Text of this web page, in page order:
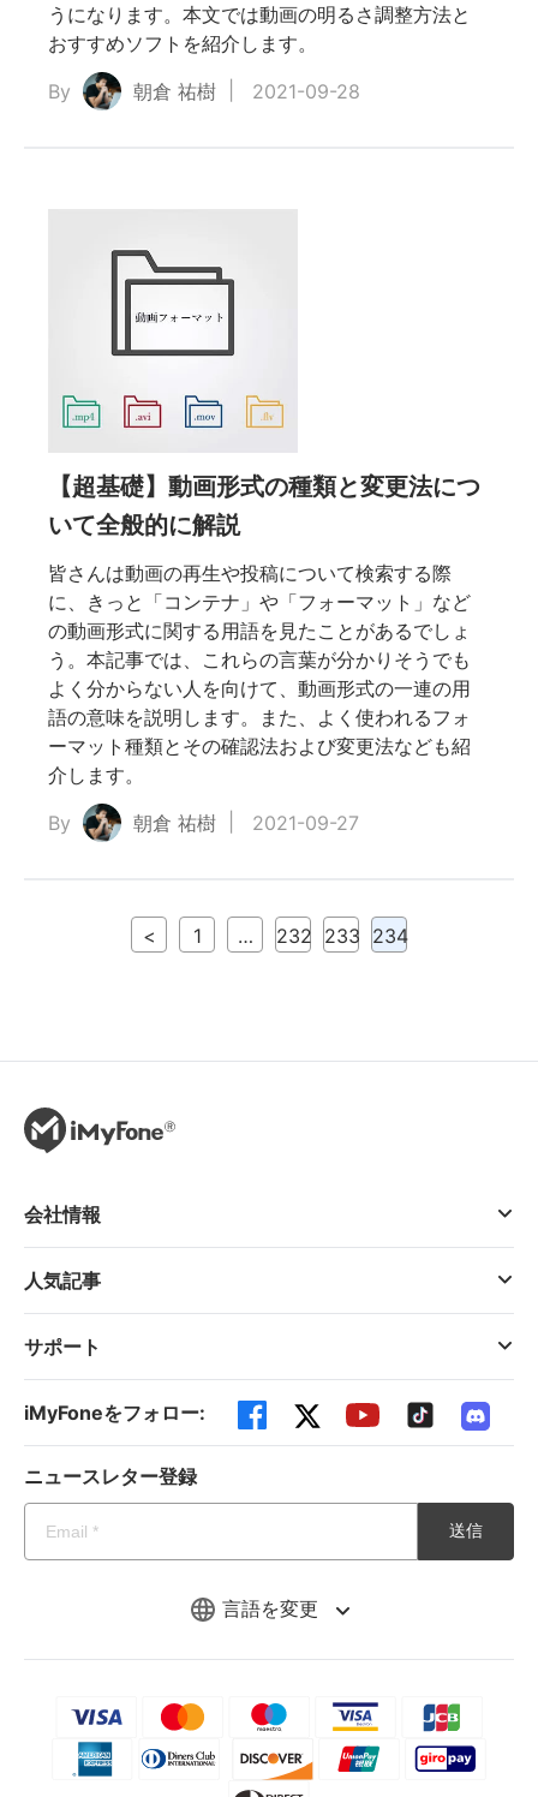
うになります。本文では動画の明るさ調整方法と
おすすめソフトを紹介します。
By
朝倉 祐樹 2021-09-28
【超基礎】動画形式の種類と変更法につ
いて全般的に解説
皆さんは動画の再生や投稿について検索する際
に、きっと「コンテナ」や「フォーマット」など
の動画形式に関する用語を見たことがあるでしょ
う。本記事では、これらの言葉が分かりそうでも
よく分からない人を向けて、動画形式の一連の用
語の意味を説明します。また、よく使われるフォ
ーマット種類とその確認法および変更法なども紹
介します。
By
朝倉 祐樹 2021-09-27
< 1 … 232 233 234
言語を変更
会社情報
人気記事
サポート
iMyFoneをフォロー:
ニュースレター登録
送信